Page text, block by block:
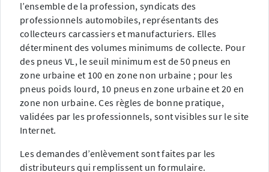
l’ensemble de la profession, syndicats des
professionnels automobiles, représentants des
collecteurs carcassiers et manufacturiers. Elles
déterminent des volumes minimums de collecte. Pour
des pneus VL, le seuil minimum est de 50 pneus en
zone urbaine et 100 en zone non urbaine ; pour les
pneus poids lourd, 10 pneus en zone urbaine et 20 en
zone non urbaine. Ces règles de bonne pratique,
validées par les professionnels, sont visibles sur le site
Internet.
Les demandes d’enlèvement sont faites par les
distributeurs qui remplissent un formulaire.